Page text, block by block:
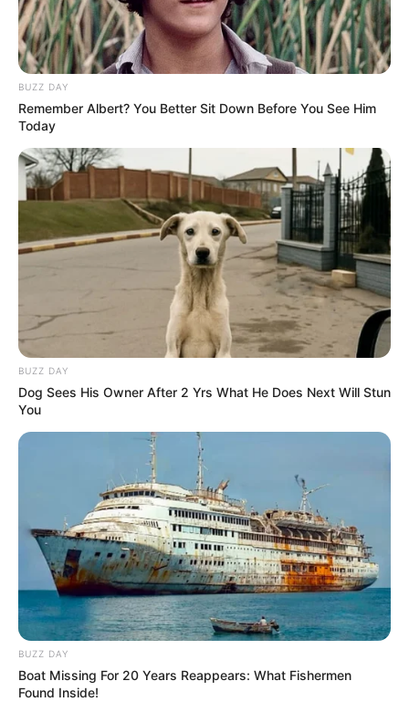
BUZZ DAY
Remember Albert? You Better Sit Down Before You See Him
Today
BUZZ DAY
Dog Sees His Owner After 2 Yrs What He Does Next Will Stun
You
BUZZ DAY
Boat Missing For 20 Years Reappears: What Fishermen
Found Inside!